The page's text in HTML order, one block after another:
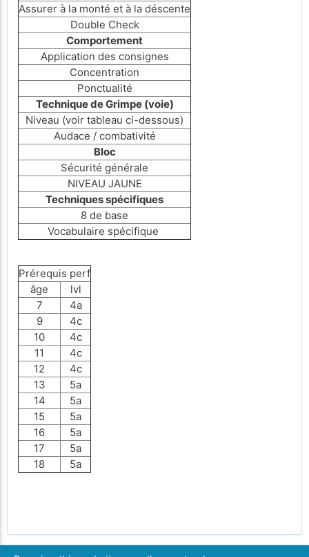
Assurer à la monté et à la déscente
Double Check
Comportement
Application des consignes
Concentration
Ponctualité
Technique de Grimpe (voie)
Niveau (voir tableau ci-dessous)
Audace / combativité
Bloc
Sécurité générale
NIVEAU JAUNE
Techniques spécifiques
8 de base
Vocabulaire spécifique
Prérequis perf
âge
lvl
7
4a
9
4c
10
4c
11
4c
12
4c
13
5a
14
5a
15
5a
16
5a
17
5a
18
5a